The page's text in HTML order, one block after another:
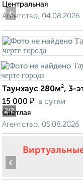
Центральная
Агентство, 04.08.2026
2/2
‹
Таунхаус 280м², 3-
15 000 ₽ в сутки
Светлая
Агентство, 05.08.2026
‹